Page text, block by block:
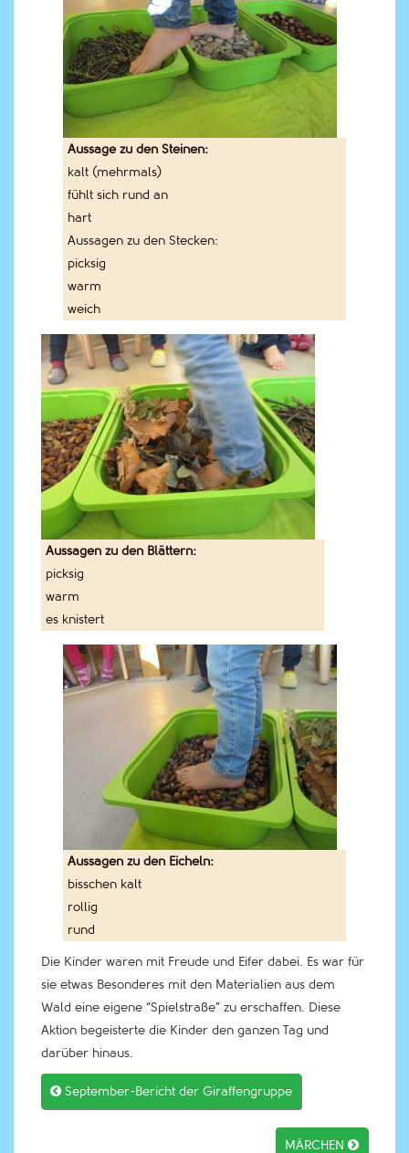
Aussage zu den Steinen:
kalt (mehrmals)
fühlt sich rund an
hart
Aussagen zu den Stecken:
picksig
warm
weich
Aussagen zu den Blättern:
picksig
warm
es knistert
Aussagen zu den Eicheln:
bisschen kalt
rollig
rund
Die Kinder waren mit Freude und Eifer dabei. Es war für
sie etwas Besonderes mit den Materialien aus dem
Wald eine eigene “Spielstraße” zu erschaffen. Diese
Aktion begeisterte die Kinder den ganzen Tag und
darüber hinaus.
 September-Bericht der Giraffengruppe
MÄRCHEN 